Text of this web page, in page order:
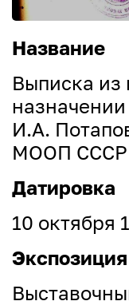
Название
Выписка
И.А.
МООП СССР
Датировка
10 октября
Экспозиция